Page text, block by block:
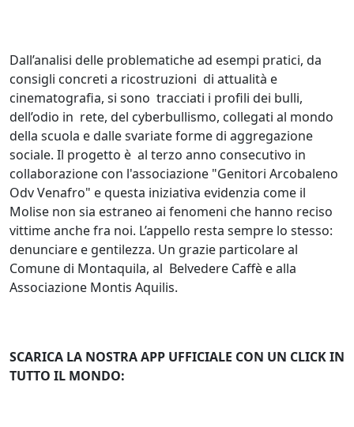
Dall’analisi delle problematiche ad esempi pratici, da
consigli concreti a ricostruzioni di attualità e
cinematografia, si sono tracciati i profili dei bulli,
dell’odio in rete, del cyberbullismo, collegati al mondo
della scuola e dalle svariate forme di aggregazione
sociale. Il progetto è al terzo anno consecutivo in
collaborazione con l'associazione "Genitori Arcobaleno
Odv Venafro" e questa iniziativa evidenzia come il
Molise non sia estraneo ai fenomeni che hanno reciso
vittime anche fra noi. L’appello resta sempre lo stesso:
denunciare e gentilezza. Un grazie particolare al
Comune di Montaquila, al Belvedere Caffè e alla
Associazione Montis Aquilis.
SCARICA LA NOSTRA APP UFFICIALE CON UN CLICK IN
TUTTO IL MONDO: